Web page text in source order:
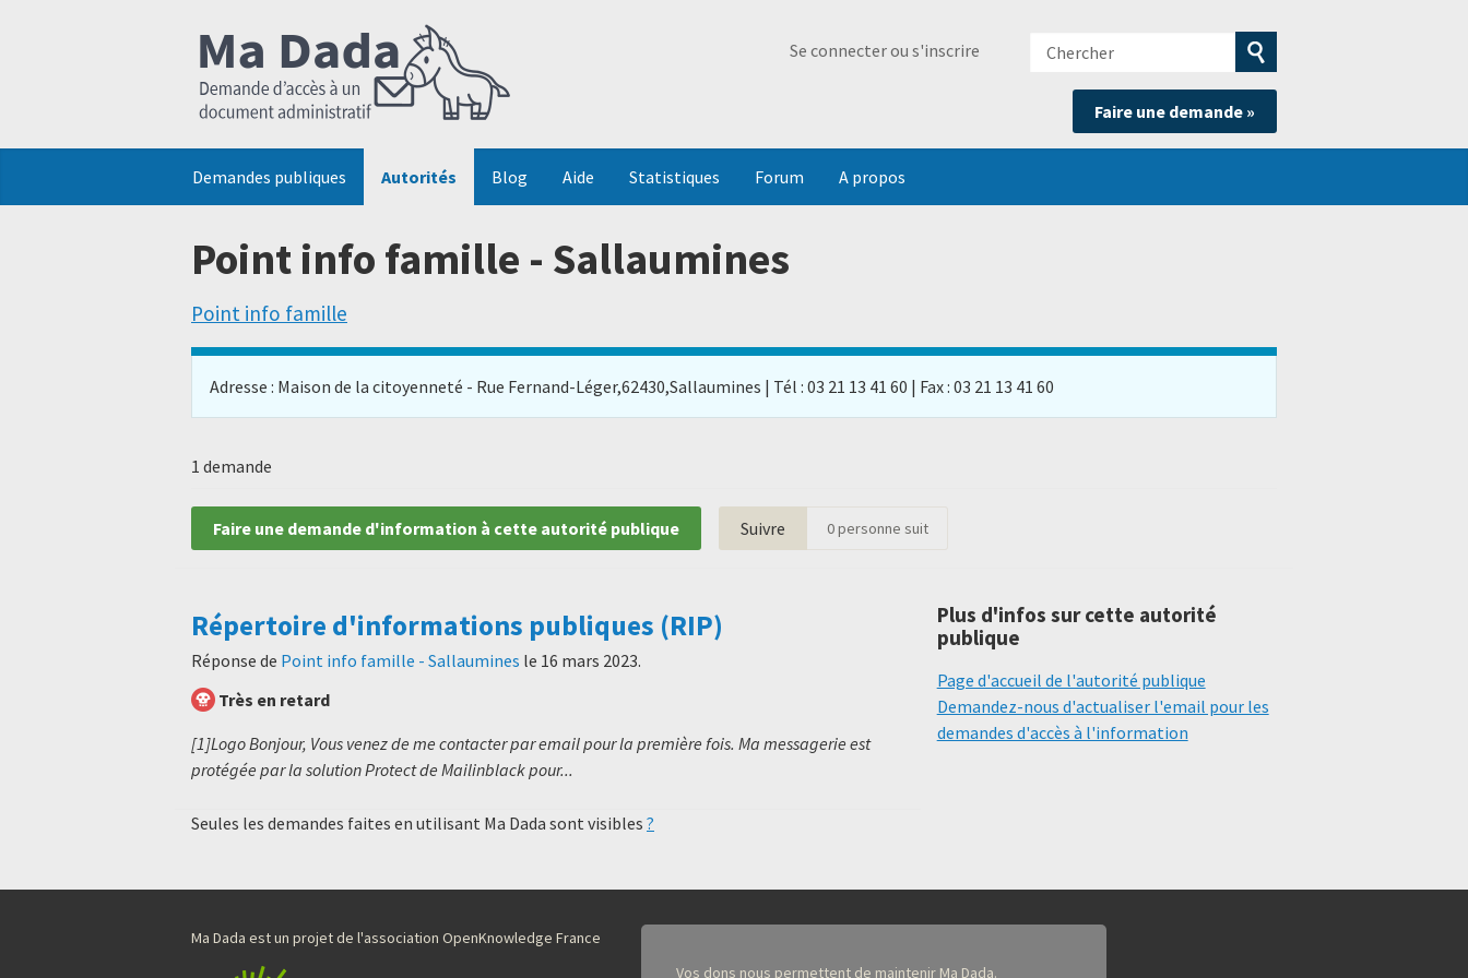
Se connecter ou s'inscrire
Chercher
Soumettre
la
recherche
Faire une demande »
Demandes publiques Autorités Blog Aide Statistiques Forum A propos
Point info famille - Sallaumines
Point info famille
Adresse : Maison de la citoyenneté - Rue Fernand-Léger,62430,Sallaumines | Tél : 03 21 13 41 60 | Fax : 03 21 13 41 60
1 demande
Faire une demande d'information à cette autorité publique Suivre 0personne suit
Répertoire d'informations publiques (RIP)
Réponse de Point info famille - Sallaumines le 16 mars 2023.
Très en retard
[1]Logo Bonjour, Vous venez de me contacter par email pour la première fois. Ma messagerie est
protégée par la solution Protect de Mailinblack pour...
Seules les demandes faites en utilisant Ma Dada sont visibles ?
Plus d'infos sur cette autorité
publique
Page d'accueil de l'autorité publique
Demandez-nous d'actualiser l'email pour les
demandes d'accès à l'information
Ma Dada est un projet de l'association OpenKnowledge France
Vos dons nous permettent de maintenir Ma Dada.